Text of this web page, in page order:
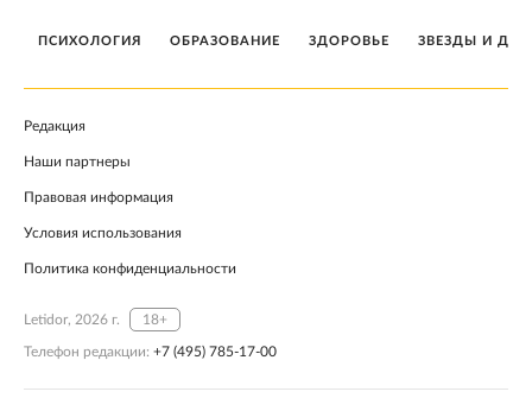
ПСИХОЛОГИЯ ОБРАЗОВАНИЕ ЗДОРОВЬЕ ЗВЕЗДЫ И
Редакция
Наши партнеры
Правовая информация
Условия использования
Политика конфиденциальности
Letidor, 2026 г. 18+
Телефон редакции: +7 (495) 785-17-00